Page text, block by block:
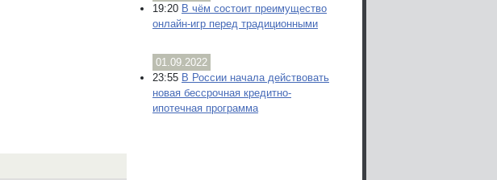
19:20 В чём состоит преимущество
онлайн-игр перед традиционными
01.09.2022
23:55 В России начала действовать
новая бессрочная кредитно-
ипотечная программа